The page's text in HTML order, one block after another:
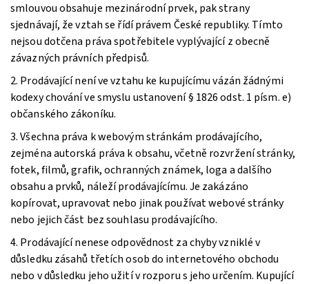
smlouvou obsahuje mezinárodní prvek, pak strany
sjednávají, že vztah se řídí právem České republiky. Tímto
nejsou dotčena práva spotřebitele vyplývající z obecně
závazných právních předpisů.
2. Prodávající není ve vztahu ke kupujícímu vázán žádnými
kodexy chování ve smyslu ustanovení § 1826 odst. 1 písm. e)
občanského zákoníku.
3. Všechna práva k webovým stránkám prodávajícího,
zejména autorská práva k obsahu, včetně rozvržení stránky,
fotek, filmů, grafik, ochranných známek, loga a dalšího
obsahu a prvků, náleží prodávajícímu. Je zakázáno
kopírovat, upravovat nebo jinak používat webové stránky
nebo jejich část bez souhlasu prodávajícího.
4. Prodávající nenese odpovědnost za chyby vzniklé v
důsledku zásahů třetích osob do internetového obchodu
nebo v důsledku jeho užití v rozporu s jeho určením. Kupující